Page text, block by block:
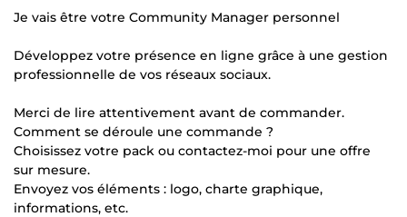
Je vais être votre Community Manager personnel
Développez votre présence en ligne grâce à une gestion
professionnelle de vos réseaux sociaux.
Merci de lire attentivement avant de commander.
Comment se déroule une commande ?
Choisissez votre pack ou contactez-moi pour une offre
sur mesure.
Envoyez vos éléments : logo, charte graphique,
informations, etc.